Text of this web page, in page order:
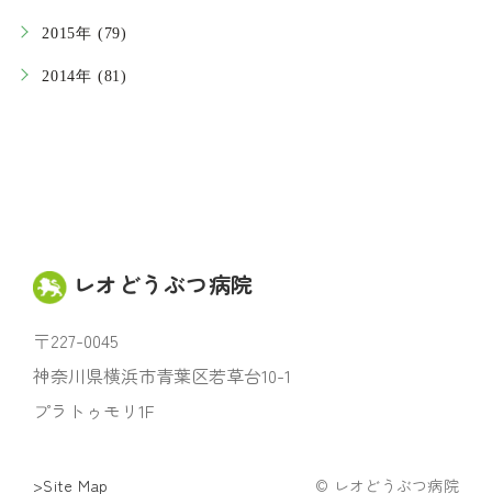
2015年 (79)
2014年 (81)
レオどうぶつ病院
〒227-0045
神奈川県横浜市青葉区若草台10-1
プラトゥモリ1F
>Site Map © レオどうぶつ病院